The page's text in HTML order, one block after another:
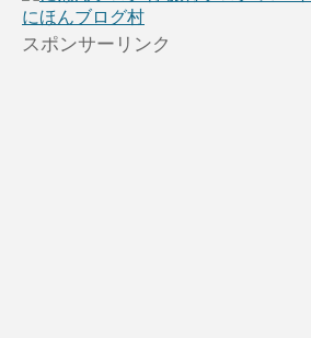
にほんブログ村
スポンサーリンク